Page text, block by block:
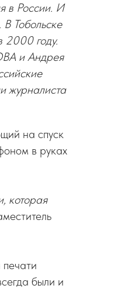
в России. И
Тобольске
2000 году.
и Андрея
журналиста
на спуск
в руках
которая
были и